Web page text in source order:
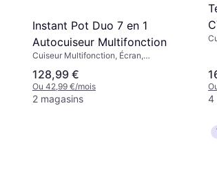
Instant Pot Duo 7 en 1
Autocuiseur Multifonction
Cuiseur Multifonction, Écran,
Four, Fonction Maintien au Chaud,
Poignée Isolante de Chaleur, Arrêt
Automatique, 7.6L
128,99 €
Ou 42,99 €/mois
2 magasins 4